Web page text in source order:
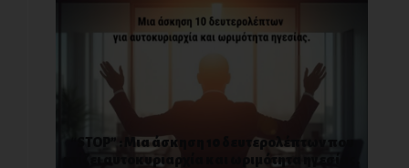
“STOP” : Μια άσκηση 10 δευτερολέπτων που
χτίζει αυτοκυριαρχία και ωριμότητα ηγεσίας.